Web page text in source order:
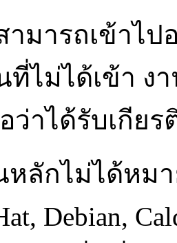
ามารถเข้าไ
ที่ไม่ได้เข้า
ว่าได้รับเกีย
หลักไม่ได้หม
Debian,